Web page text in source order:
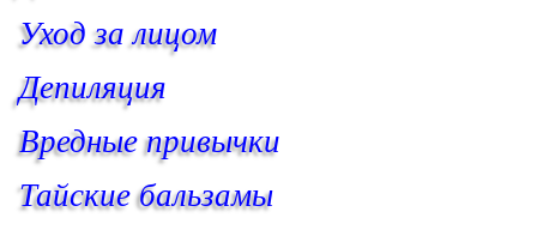
Уход за лицом
Депиляция
Вредные привычки
Тайские бальзамы